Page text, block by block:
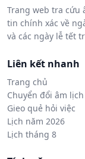
Trang web tra cứu
tin chính xác về
và các ngày lễ tết
Liên kết nhanh
Trang chủ
Chuyển đổi âm lịch
Gieo quẻ hỏi việc
Lịch năm 2026
Lịch tháng 8